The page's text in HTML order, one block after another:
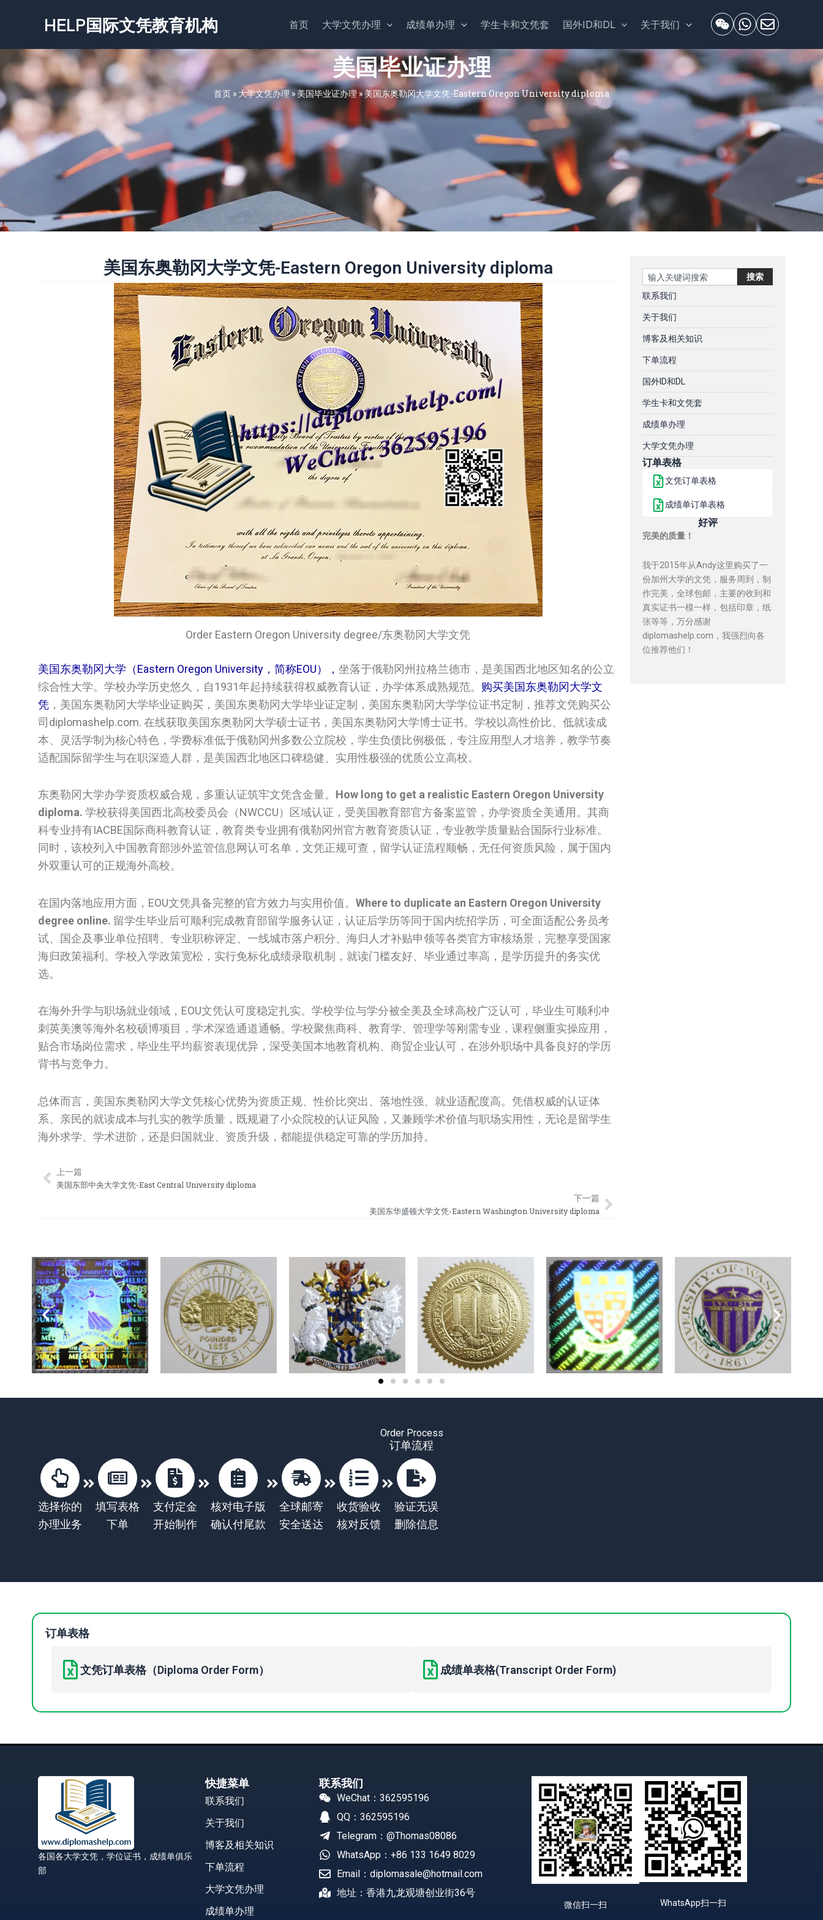
容
HELP国际文凭教育机构 首页 大学文凭办理 成绩单办理 学生卡和文凭套 国外ID和DL 关于我们
美国毕业证办理
首页 » 大学文凭办理 »美国毕业证办理 »美国东奥勒冈大学文凭-Eastern Oregon University diploma
美国东奥勒冈大学文凭-Eastern Oregon University diploma
Order Eastern Oregon University degree/东奥勒冈大学文凭
美国东奥勒冈大学（Eastern Oregon University，简称EOU）， 坐落于俄勒冈州拉格兰德市，是美国西北地区知名的公立
综合性大学。学校办学历史悠久，自1931年起持续获得权威教育认证，办学体系成熟规范。 购买美国‌‌东奥勒冈大学‌文
凭 ，美国‌‌东奥勒冈大学‌毕业证购买，美国‌‌东奥勒冈大学‌毕业证定制，美国‌‌东奥勒冈大学‌学位证书定制，推荐文凭购买公
司diplomashelp.com. 在线获取美国‌‌东奥勒冈大学‌硕士证书，美国‌‌东奥勒冈大学‌博士证书。学校以高性价比、低就读成
本、灵活学制为核心特色，学费标准低于俄勒冈州多数公立院校，学生负债比例极低，专注应用型人才培养，教学节奏
适配国际留学生与在职深造人群，是美国西北地区口碑稳健、实用性极强的优质公立高校。
东奥勒冈大学办学资质权威合规，多重认证筑牢文凭含金量。 How long to get a realistic Eastern Oregon University
diploma. 学校获得美国西北高校委员会（NWCCU）区域认证，受美国教育部官方备案监管，办学资质全美通用。其商
科专业持有IACBE国际商科教育认证，教育类专业拥有俄勒冈州官方教育资质认证，专业教学质量贴合国际行业标准。
同时，该校列入中国教育部涉外监管信息网认可名单，文凭正规可查，留学认证流程顺畅，无任何资质风险，属于国内
外双重认可的正规海外高校。
在国内落地应用方面，EOU文凭具备完整的官方效力与实用价值。 Where to duplicate an Eastern Oregon University
degree online. 留学生毕业后可顺利完成教育部留学服务认证，认证后学历等同于国内统招学历，可全面适配公务员考
试、国企及事业单位招聘、专业职称评定、一线城市落户积分、海归人才补贴申领等各类官方审核场景，完整享受国家
海归政策福利。学校入学政策宽松，实行免标化成绩录取机制，就读门槛友好、毕业通过率高，是学历提升的务实优
选。
在海外升学与职场就业领域，EOU文凭认可度稳定扎实。学校学位与学分被全美及全球高校广泛认可，毕业生可顺利冲
刺英美澳等海外名校硕博项目，学术深造通道通畅。学校聚焦商科、教育学、管理学等刚需专业，课程侧重实操应用，
贴合市场岗位需求，毕业生平均薪资表现优异，深受美国本地教育机构、商贸企业认可，在涉外职场中具备良好的学历
背书与竞争力。
总体而言，美国东奥勒冈大学文凭核心优势为资质正规、性价比突出、落地性强、就业适配度高。凭借权威的认证体
系、亲民的就读成本与扎实的教学质量，既规避了小众院校的认证风险，又兼顾学术价值与职场实用性，无论是留学生
海外求学、学术进阶，还是归国就业、资质升级，都能提供稳定可靠的学历加持。
Prev
上一篇
美国东部中央大学文凭-East Central University diploma
下一篇
美国东华盛顿大学文凭-Eastern Washington University diploma
Search 搜索
联系我们
关于我们
博客及相关知识
下单流程
国外ID和DL
学生卡和文凭套
成绩单办理
大学文凭办理
订单表格
文凭订单表格
成绩单订单表格
好评
完美的质量！
我于2015年从Andy这里购买了一
份加州大学的文凭，服务周到，制
作完美，全球包邮，主要的收到和
真实证书一模一样，包括印章，纸
张等等，万分感谢
diplomashelp.com，我强烈向各
位推荐他们！
Order Process
订单流程
选择你的
办理业务
填写表格
下单
支付定金
开始制作
核对电子版
确认付尾款
全球邮寄
安全送达
收货验收
核对反馈
验证无误
删除信息
订单表格
文凭订单表格（Diploma Order Form） 成绩单表格(Transcript Order Form)
各国各大学文凭，学位证书，成绩单俱乐
部
快捷菜单
联系我们
关于我们
博客及相关知识
下单流程
大学文凭办理
成绩单办理
联系我们
WeChat：362595196
QQ：362595196
Telegram：@Thomas08086
WhatsApp：+86 133 1649 8029
Email：diplomasale@hotmail.com
地址：香港九龙观塘创业街36号
微信扫一扫 WhatsApp扫一扫